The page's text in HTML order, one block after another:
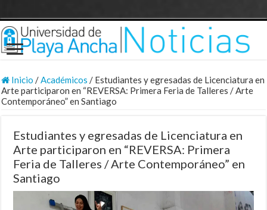
Inicio /Académicos / Estudiantes y egresadas de Licenciatura en
Arte participaron en “REVERSA: Primera Feria de Talleres / Arte
Contemporáneo” en Santiago
Estudiantes y egresadas de Licenciatura en
Arte participaron en “REVERSA: Primera
Feria de Talleres / Arte Contemporáneo” en
Santiago